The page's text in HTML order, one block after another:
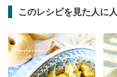
このレシピを見た人に